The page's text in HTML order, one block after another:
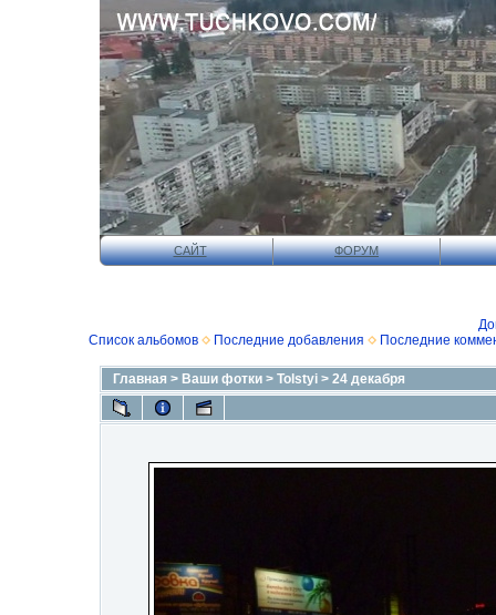
САЙТ ФОРУМ
Список альбомов
Последние добавления Последние
Главная > Ваши фотки > Tolstyi > 24 декабря